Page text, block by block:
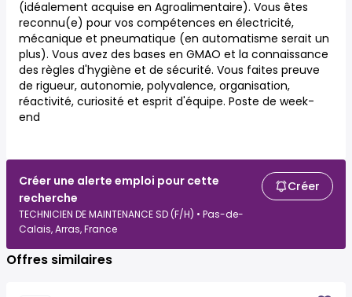
(idéalement acquise en Agroalimentaire). Vous êtes
reconnu(e) pour vos compétences en électricité,
mécanique et pneumatique (en automatisme serait un
plus). Vous avez des bases en GMAO et la connaissance
des règles d'hygiène et de sécurité. Vous faites preuve
de rigueur, autonomie, polyvalence, organisation,
réactivité, curiosité et esprit d'équipe. Poste de week-
end
Créer une alerte emploi pour cette
recherche
TECHNICIEN DE MAINTENANCE SD (F/H) • Pas-de-
Calais, Arras, France
Créer
Offres similaires